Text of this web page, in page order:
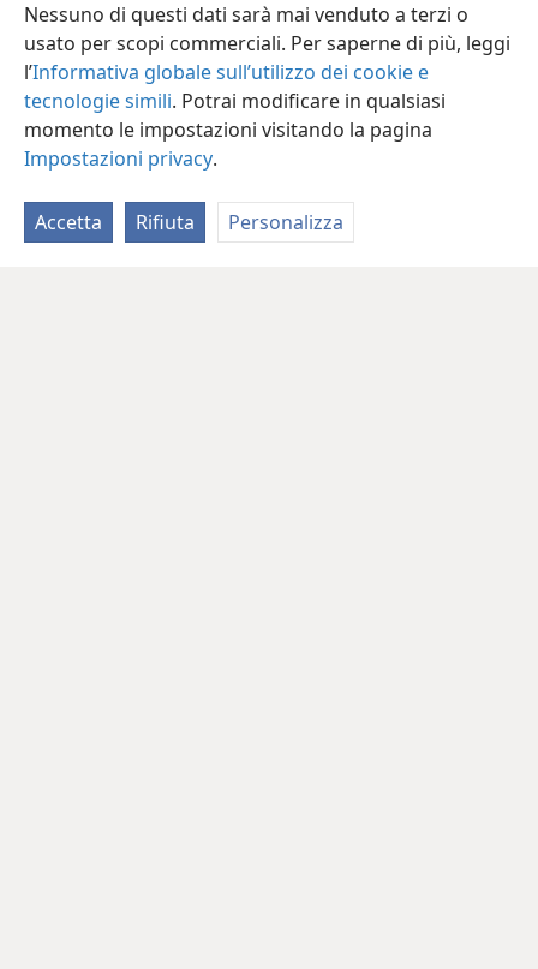
Nessuno di questi dati sarà mai venduto a terzi o
usato per scopi commerciali. Per saperne di più, leggi
l’Informativa globale sull’utilizzo dei cookie e
tecnologie simili. Potrai modificare in qualsiasi
momento le impostazioni visitando la pagina
Impostazioni privacy.
Accetta Rifiuta Personalizza